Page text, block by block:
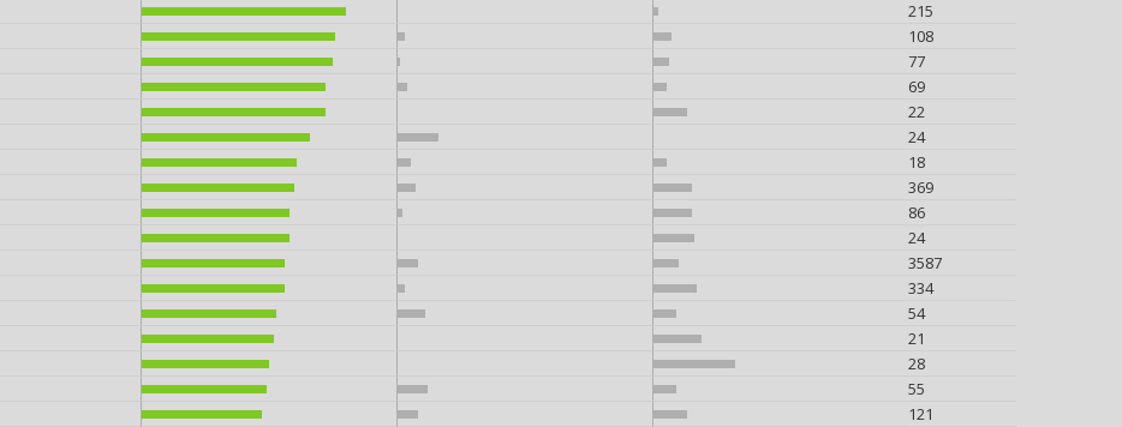
215
108
77
69
22
24
18
369
86
24
3587
334
54
21
28
55
121